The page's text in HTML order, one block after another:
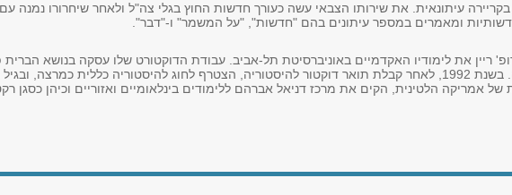
עיתונאית. את שירותו הצבאי עשה כעורך חדשות החוץ בגלי צה"ל ולאחר שיחרורו נמנה עם
ריין את לימודיו האקדמיים באוניברסיטת תל-אביב. עבודת הדוקטורט שלו עסקה בנושא הברית
אמריקה הלטינית, הקים את מרכז דניאל אברהם ללימודים בינלאומיים ואזוריים וכיהן כסגן רקטור בשנים